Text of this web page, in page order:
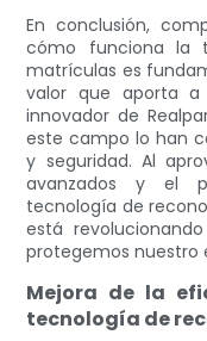
En conclusión,
cómo funciona la
matrículas es
valor que aporta a
innovador de
este campo lo han
y seguridad. Al
avanzados y el
tecnología de
está
protegemos nuestro
Mejora de la
tecnología de